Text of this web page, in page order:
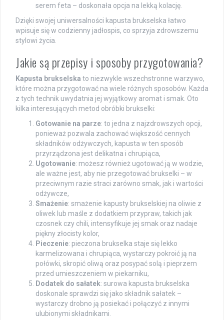
serem feta – doskonała opcja na lekką kolację.
Dzięki swojej uniwersalności kapusta brukselska łatwo
wpisuje się w codzienny jadłospis, co sprzyja zdrowszemu
stylowi życia.
Jakie są przepisy i sposoby przygotowania?
Kapusta brukselska to niezwykle wszechstronne warzywo,
które można przygotować na wiele różnych sposobów. Każda
z tych technik uwydatnia jej wyjątkowy aromat i smak. Oto
kilka interesujących metod obróbki brukselki:
Gotowanie na parze: to jedna z najzdrowszych opcji,
ponieważ pozwala zachować większość cennych
składników odżywczych, kapusta w ten sposób
przyrządzona jest delikatna i chrupiąca,
Ugotowanie: możesz również ugotować ją w wodzie,
ale ważne jest, aby nie przegotować brukselki – w
przeciwnym razie straci zarówno smak, jak i wartości
odżywcze,
Smażenie: smażenie kapusty brukselskiej na oliwie z
oliwek lub maśle z dodatkiem przypraw, takich jak
czosnek czy chili, intensyfikuje jej smak oraz nadaje
piękny złocisty kolor,
Pieczenie: pieczona brukselka staje się lekko
karmelizowana i chrupiąca, wystarczy pokroić ją na
połówki, skropić oliwą oraz posypać solą i pieprzem
przed umieszczeniem w piekarniku,
Dodatek do sałatek: surowa kapusta brukselska
doskonale sprawdzi się jako składnik sałatek –
wystarczy drobno ją posiekać i połączyć z innymi
ulubionymi składnikami.